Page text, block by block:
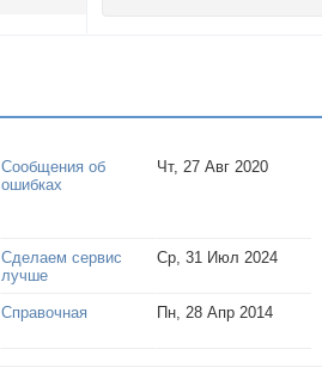
Сообщения об
ошибках
Чт, 27 Авг 2020
Сделаем сервис
лучше
Ср, 31 Июл 2024
Справочная Пн, 28 Апр 2014